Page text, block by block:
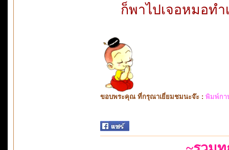
ก็พาไปเจอหมอท
ขอบพระคุณ ที่กรุณาเยี่ยมชมนะจ๊ะ : พิมพ์กา